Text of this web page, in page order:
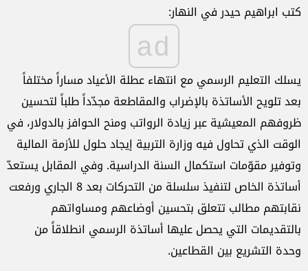
كتب ابراهيم حيدر في النهار:
ad
يسلك التعليم الرسمي مع انتهاء عطلة الأعياد مساراً مختلفاً
بعد تلويح الأساتذة بالإضراب والمقاطعة مجدّداً طلباً لتحسين
ظروفهم المعيشية عبر زيادة الرواتب ومنح الحوافز بالدولار، في
الوقت الذي تحاول فيه وزارة التربية إيجاد حلول للأزمة المالية
وتوفير مقوّمات استكمال السنة الدراسية. وفي المقابل يستعدّ
أساتذة الخاص لتنفيذ سلسلة من التحركات بعد 8 الجاري ورفعت
نقابتهم مطالب تتعلق بتحسين أوضاعهم ومساواتهم
بالتقديمات التي يحصل عليها أساتذة الرسمي انطلاقاً من
وحدة التشريع بين القطاعين.